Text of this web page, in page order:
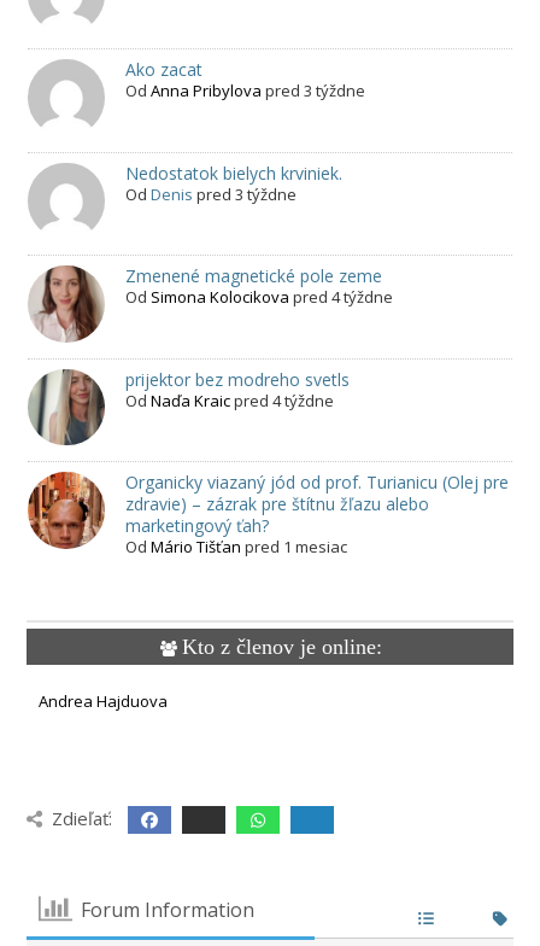
Ako zacat
Od Anna Pribylova pred 3 týždne
Nedostatok bielych krviniek.
Od Denis pred 3 týždne
Zmenené magnetické pole zeme
Od Simona Kolocikova pred 4 týždne
prijektor bez modreho svetls
Od Naďa Kraicpred 4 týždne
Organicky viazaný jód od prof. Turianicu (Olej pre
zdravie) – zázrak pre štítnu žľazu alebo
marketingový ťah?
Od Mário Tišťan pred 1 mesiac
Kto z členov je online:
Andrea Hajduova
Zdieľať:
Forum Information